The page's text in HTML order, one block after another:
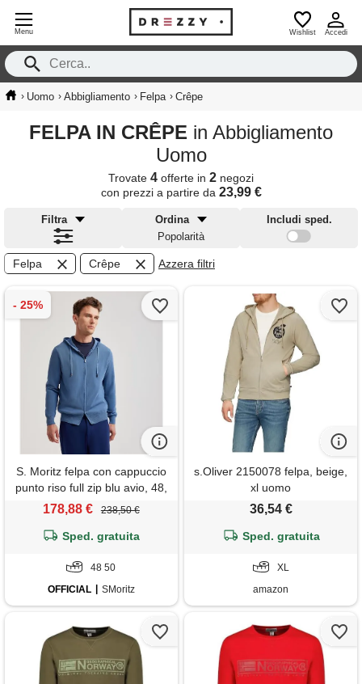
Menu Wishlist Accedi
› Uomo › Abbigliamento › Felpa › Crêpe
FELPA IN CRÊPE in Abbigliamento
Uomo
Trovate 4 offerte in 2 negozi
con prezzi a partire da 23,99 €
Filtra
Ordina
Popolarità
Includi sped.
Felpa Crêpe Azzera filtri
S. Moritz felpa con cappuccio
punto riso full zip blu avio, 48,
avio
178,88 € 238,50 €
Sped. gratuita
48 50
OFFICIAL
SMoritz
s.Oliver 2150078 felpa, beige,
xl uomo
36,54 €
Sped. gratuita
XL
amazon